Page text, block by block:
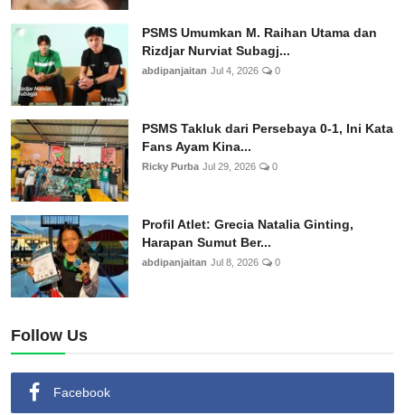
PSMS Umumkan M. Raihan Utama dan
Rizdjar Nurviat Subagj...
abdipanjaitan Jul 4, 2026 0
PSMS Takluk dari Persebaya 0-1, Ini Kata
Fans Ayam Kina...
Ricky Purba Jul 29, 2026 0
Profil Atlet: Grecia Natalia Ginting,
Harapan Sumut Ber...
abdipanjaitan Jul 8, 2026 0
Follow Us
Facebook